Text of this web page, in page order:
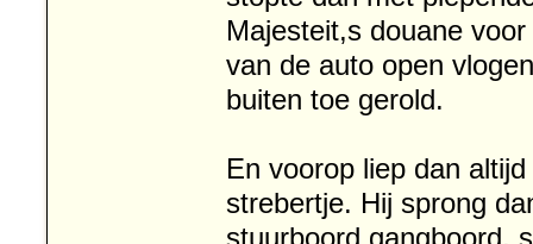
Majesteit,s douane
van de auto open
buiten toe gerold.
En voorop liep dan
strebertje. Hij sprong